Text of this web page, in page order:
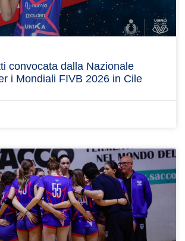
convocata dalla Nazionale
i Mondiali FIVB 2026 in Cile